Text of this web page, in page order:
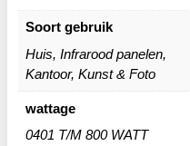
Soort gebruik
Huis, Infrarood panelen,
Kantoor, Kunst & Foto
wattage
0401 T/M 800 WATT